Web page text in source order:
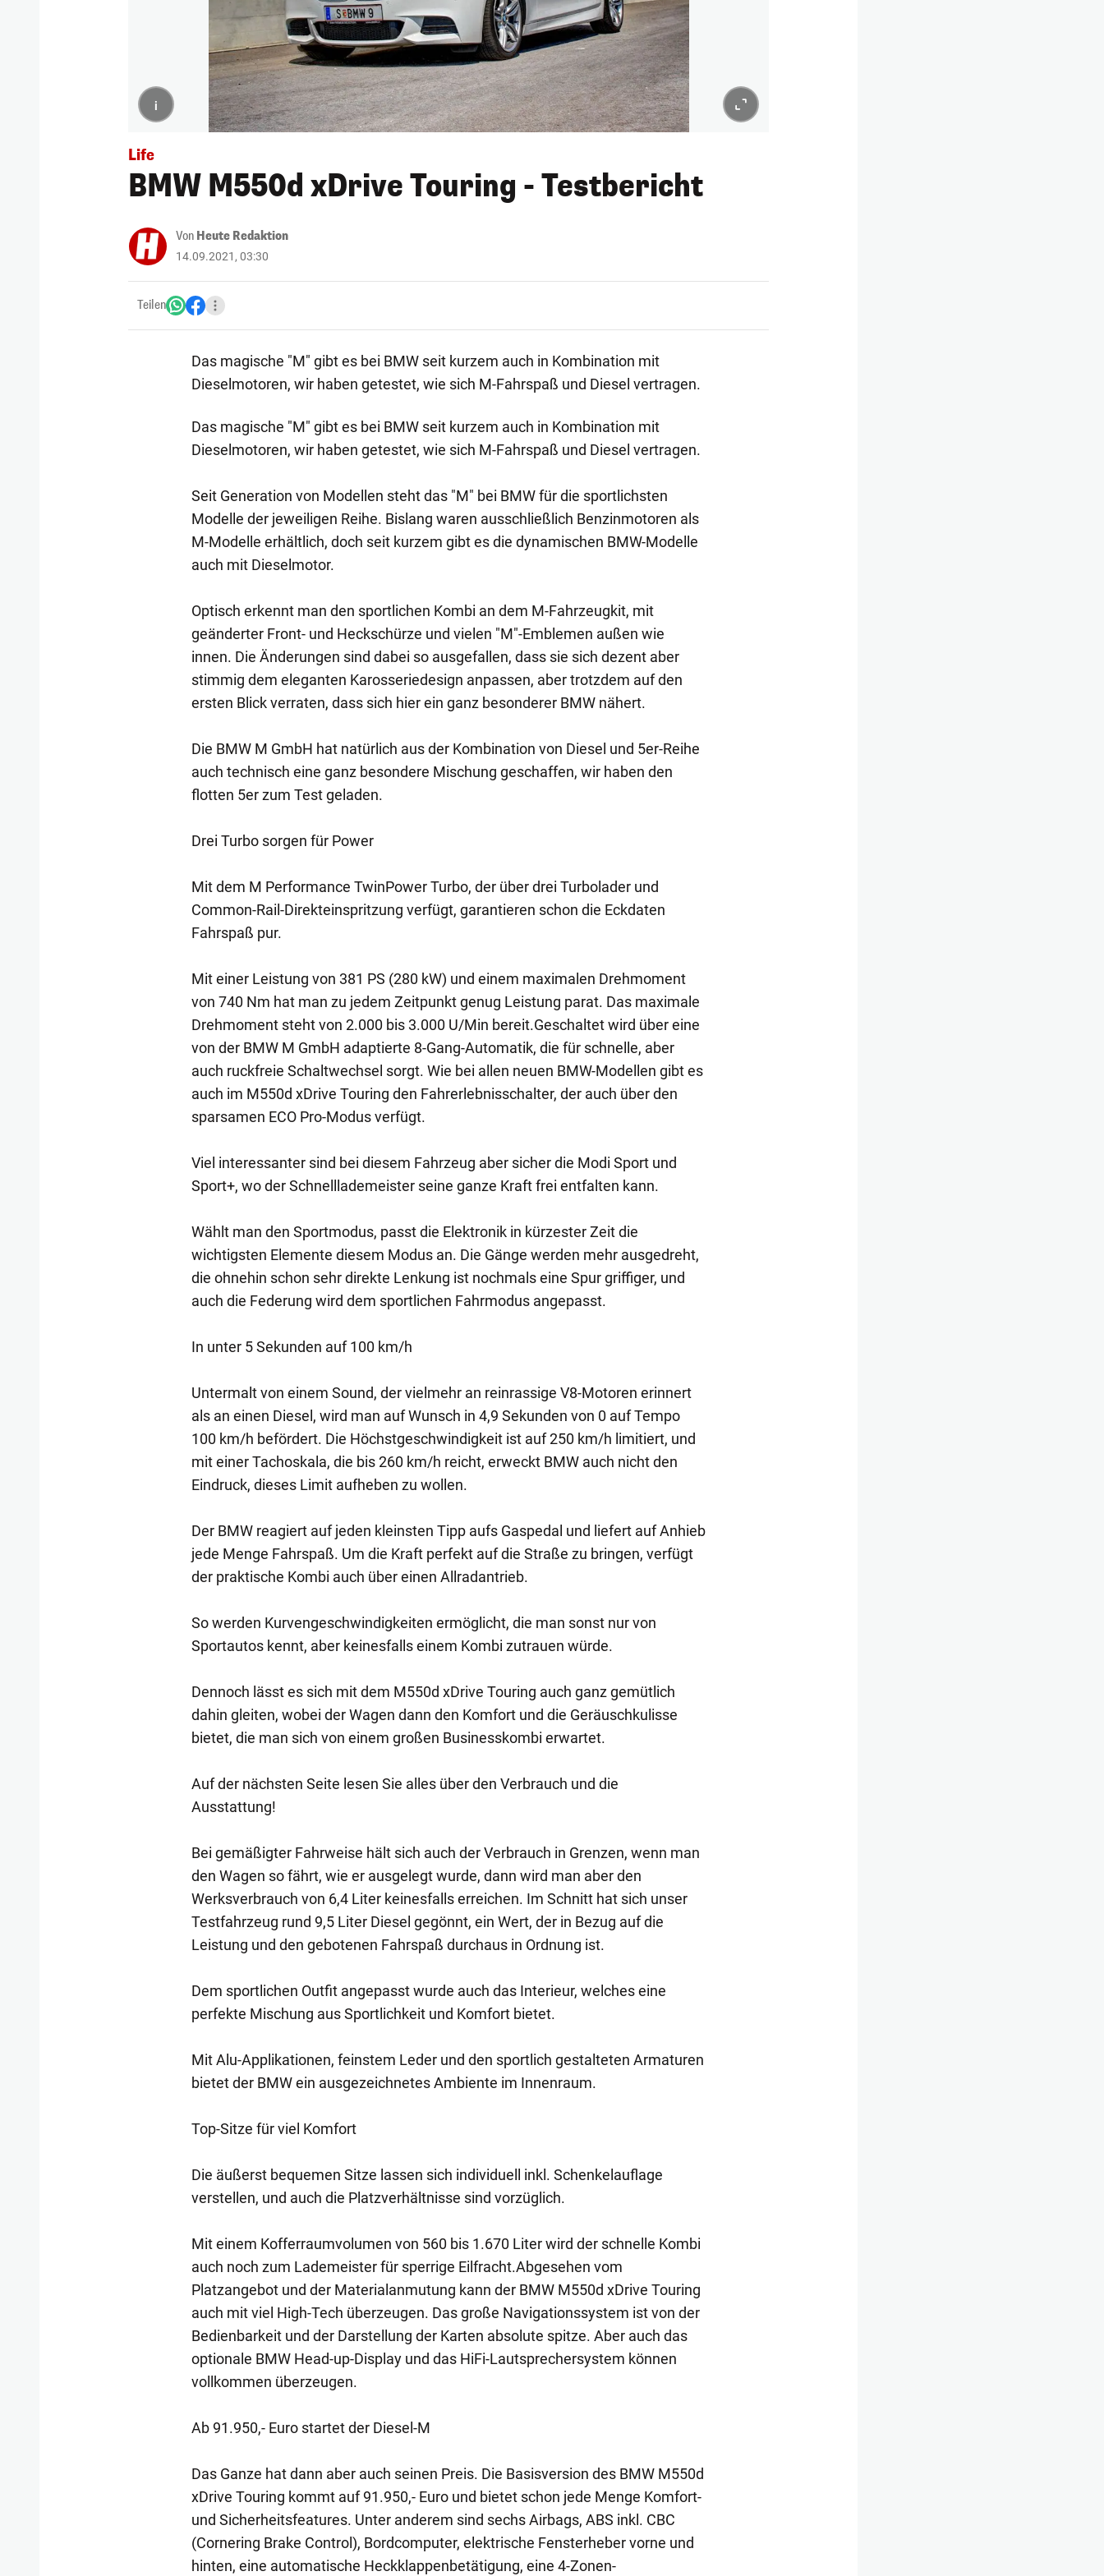
i
Life
BMW M550d xDrive Touring - Testbericht
Von Heute Redaktion
14.09.2021, 03:30
Teilen
Das magische "M" gibt es bei BMW seit kurzem auch in Kombination mit
Dieselmotoren, wir haben getestet, wie sich M-Fahrspaß und Diesel vertragen.
Das magische "M" gibt es bei BMW seit kurzem auch in Kombination mit
Dieselmotoren, wir haben getestet, wie sich M-Fahrspaß und Diesel vertragen.
Seit Generation von Modellen steht das "M" bei BMW für die sportlichsten
Modelle der jeweiligen Reihe. Bislang waren ausschließlich Benzinmotoren als
M-Modelle erhältlich, doch seit kurzem gibt es die dynamischen BMW-Modelle
auch mit Dieselmotor.
Optisch erkennt man den sportlichen Kombi an dem M-Fahrzeugkit, mit
geänderter Front- und Heckschürze und vielen "M"-Emblemen außen wie
innen. Die Änderungen sind dabei so ausgefallen, dass sie sich dezent aber
stimmig dem eleganten Karosseriedesign anpassen, aber trotzdem auf den
ersten Blick verraten, dass sich hier ein ganz besonderer BMW nähert.
Die BMW M GmbH hat natürlich aus der Kombination von Diesel und 5er-Reihe
auch technisch eine ganz besondere Mischung geschaffen, wir haben den
flotten 5er zum Test geladen.
Drei Turbo sorgen für Power
Mit dem M Performance TwinPower Turbo, der über drei Turbolader und
Common-Rail-Direkteinspritzung verfügt, garantieren schon die Eckdaten
Fahrspaß pur.
Mit einer Leistung von 381 PS (280 kW) und einem maximalen Drehmoment
von 740 Nm hat man zu jedem Zeitpunkt genug Leistung parat. Das maximale
Drehmoment steht von 2.000 bis 3.000 U/Min bereit.Geschaltet wird über eine
von der BMW M GmbH adaptierte 8-Gang-Automatik, die für schnelle, aber
auch ruckfreie Schaltwechsel sorgt. Wie bei allen neuen BMW-Modellen gibt es
auch im M550d xDrive Touring den Fahrerlebnisschalter, der auch über den
sparsamen ECO Pro-Modus verfügt.
Viel interessanter sind bei diesem Fahrzeug aber sicher die Modi Sport und
Sport+, wo der Schnelllademeister seine ganze Kraft frei entfalten kann.
Wählt man den Sportmodus, passt die Elektronik in kürzester Zeit die
wichtigsten Elemente diesem Modus an. Die Gänge werden mehr ausgedreht,
die ohnehin schon sehr direkte Lenkung ist nochmals eine Spur griffiger, und
auch die Federung wird dem sportlichen Fahrmodus angepasst.
In unter 5 Sekunden auf 100 km/h
Untermalt von einem Sound, der vielmehr an reinrassige V8-Motoren erinnert
als an einen Diesel, wird man auf Wunsch in 4,9 Sekunden von 0 auf Tempo
100 km/h befördert. Die Höchstgeschwindigkeit ist auf 250 km/h limitiert, und
mit einer Tachoskala, die bis 260 km/h reicht, erweckt BMW auch nicht den
Eindruck, dieses Limit aufheben zu wollen.
Der BMW reagiert auf jeden kleinsten Tipp aufs Gaspedal und liefert auf Anhieb
jede Menge Fahrspaß. Um die Kraft perfekt auf die Straße zu bringen, verfügt
der praktische Kombi auch über einen Allradantrieb.
So werden Kurvengeschwindigkeiten ermöglicht, die man sonst nur von
Sportautos kennt, aber keinesfalls einem Kombi zutrauen würde.
Dennoch lässt es sich mit dem M550d xDrive Touring auch ganz gemütlich
dahin gleiten, wobei der Wagen dann den Komfort und die Geräuschkulisse
bietet, die man sich von einem großen Businesskombi erwartet.
Auf der nächsten Seite lesen Sie alles über den Verbrauch und die
Ausstattung!
Bei gemäßigter Fahrweise hält sich auch der Verbrauch in Grenzen, wenn man
den Wagen so fährt, wie er ausgelegt wurde, dann wird man aber den
Werksverbrauch von 6,4 Liter keinesfalls erreichen. Im Schnitt hat sich unser
Testfahrzeug rund 9,5 Liter Diesel gegönnt, ein Wert, der in Bezug auf die
Leistung und den gebotenen Fahrspaß durchaus in Ordnung ist.
Dem sportlichen Outfit angepasst wurde auch das Interieur, welches eine
perfekte Mischung aus Sportlichkeit und Komfort bietet.
Mit Alu-Applikationen, feinstem Leder und den sportlich gestalteten Armaturen
bietet der BMW ein ausgezeichnetes Ambiente im Innenraum.
Top-Sitze für viel Komfort
Die äußerst bequemen Sitze lassen sich individuell inkl. Schenkelauflage
verstellen, und auch die Platzverhältnisse sind vorzüglich.
Mit einem Kofferraumvolumen von 560 bis 1.670 Liter wird der schnelle Kombi
auch noch zum Lademeister für sperrige Eilfracht.Abgesehen vom
Platzangebot und der Materialanmutung kann der BMW M550d xDrive Touring
auch mit viel High-Tech überzeugen. Das große Navigationssystem ist von der
Bedienbarkeit und der Darstellung der Karten absolute spitze. Aber auch das
optionale BMW Head-up-Display und das HiFi-Lautsprechersystem können
vollkommen überzeugen.
Ab 91.950,- Euro startet der Diesel-M
Das Ganze hat dann aber auch seinen Preis. Die Basisversion des BMW M550d
xDrive Touring kommt auf 91.950,- Euro und bietet schon jede Menge Komfort-
und Sicherheitsfeatures. Unter anderem sind sechs Airbags, ABS inkl. CBC
(Cornering Brake Control), Bordcomputer, elektrische Fensterheber vorne und
hinten, eine automatische Heckklappenbetätigung, eine 4-Zonen-